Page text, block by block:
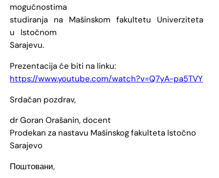
mogućnostima
studiranja na Mašinskom fakultetu Univerziteta
u Istočnom
Sarajevu.
Prezentacija će biti na linku:
https://www.youtube.com/watch?v=Q7yA-pa5TVY
Srdačan pozdrav,
dr Goran Orašanin, docent
Prodekan za nastavu Mašinskog fakulteta Istočno
Sarajevo
Поштовани,